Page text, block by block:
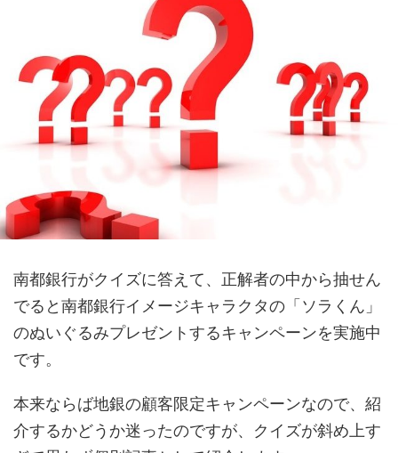
南都銀行がクイズに答えて、正解者の中から抽せん
でると南都銀行イメージキャラクタの「ソラくん」
のぬいぐるみプレゼントするキャンペーンを実施中
です。
本来ならば地銀の顧客限定キャンペーンなので、紹
介するかどうか迷ったのですが、クイズが斜め上す